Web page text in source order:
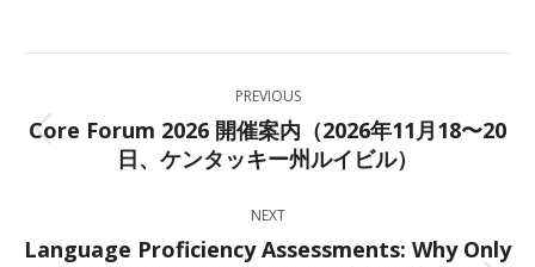
Facebook
X
LinkedInWhatsApp
navigation
PREVIOUS
Previous
post:
Core Forum 2026 開催案内（2026年11月18〜20
日、ケンタッキー州ルイビル）
NEXT
Language Proficiency Assessments: Why Only